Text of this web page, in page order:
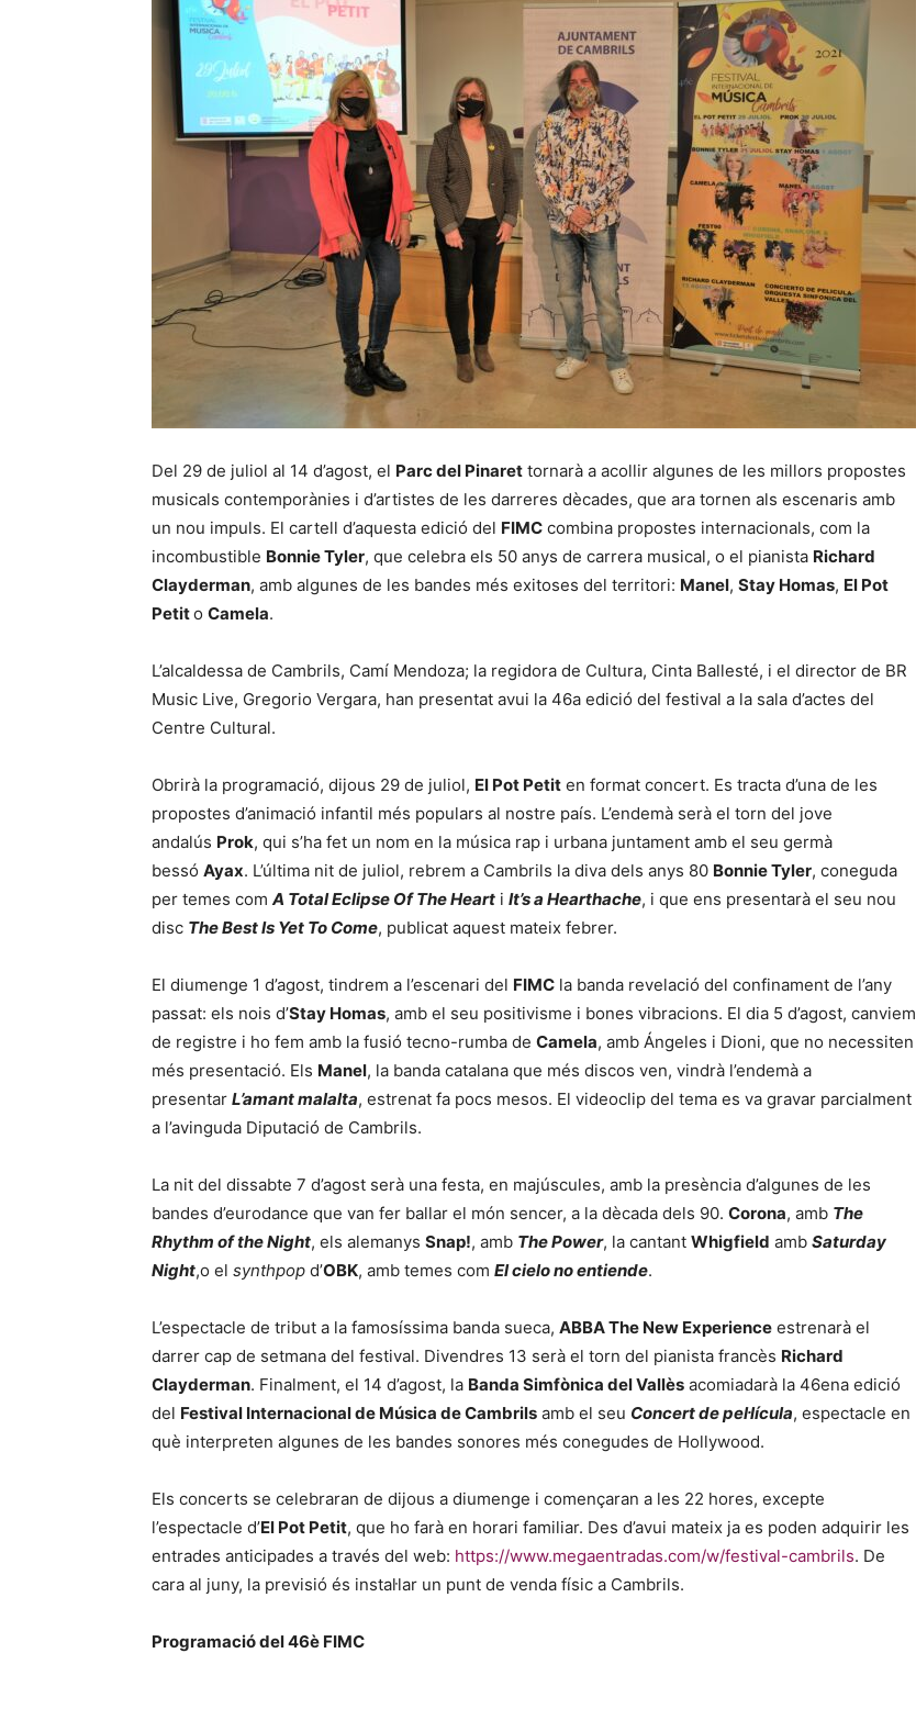
Del 29 de juliol al 14 d’agost, el Parc del Pinaret tornarà a acollir algunes de les millors propostes
musicals contemporànies i d’artistes de les darreres dècades, que ara tornen als escenaris amb
un nou impuls. El cartell d’aquesta edició del FIMC combina propostes internacionals, com la
incombustible Bonnie Tyler, que celebra els 50 anys de carrera musical, o el pianista Richard
Clayderman, amb algunes de les bandes més exitoses del territori: Manel, Stay Homas, El Pot
Petito Camela.
L’alcaldessa de Cambrils, Camí Mendoza; la regidora de Cultura, Cinta Ballesté, i el director de BR
Music Live, Gregorio Vergara, han presentat avui la 46a edició del festival a la sala d’actes del
Centre Cultural.
Obrirà la programació, dijous 29 de juliol, El Pot Petit en format concert. Es tracta d’una de les
propostes d’animació infantil més populars al nostre país. L’endemà serà el torn del jove
andalús Prok, qui s’ha fet un nom en la música rap i urbana juntament amb el seu germà
bessó Ayax. L’última nit de juliol, rebrem a Cambrils la diva dels anys 80 Bonnie Tyler, coneguda
per temes com A Total Eclipse Of The Heart i It’s a Hearthache, i que ens presentarà el seu nou
disc The Best Is Yet To Come, publicat aquest mateix febrer.
El diumenge 1 d’agost, tindrem a l’escenari del FIMC la banda revelació del confinament de l’any
passat: els nois d’Stay Homas, amb el seu positivisme i bones vibracions. El dia 5 d’agost, canviem
de registre i ho fem amb la fusió tecno-rumba de Camela, amb Ángeles i Dioni, que no necessiten
més presentació. Els Manel, la banda catalana que més discos ven, vindrà l’endemà a
presentar L’amant malalta, estrenat fa pocs mesos. El videoclip del tema es va gravar parcialment
a l’avinguda Diputació de Cambrils.
La nit del dissabte 7 d’agost serà una festa, en majúscules, amb la presència d’algunes de les
bandes d’eurodance que van fer ballar el món sencer, a la dècada dels 90. Corona, amb The
Rhythm of the Night, els alemanys Snap!, amb The Power, la cantant Whigfield amb Saturday
Night,o el synthpop d’OBK, amb temes com El cielo no entiende.
L’espectacle de tribut a la famosíssima banda sueca, ABBA The New Experience estrenarà el
darrer cap de setmana del festival. Divendres 13 serà el torn del pianista francès Richard
Clayderman. Finalment, el 14 d’agost, la Banda Simfònica del Vallès acomiadarà la 46ena edició
del Festival Internacional de Música de Cambrils amb el seu Concert de pel·lícula, espectacle en
què interpreten algunes de les bandes sonores més conegudes de Hollywood.
Els concerts se celebraran de dijous a diumenge i començaran a les 22 hores, excepte
l’espectacle d’El Pot Petit, que ho farà en horari familiar. Des d’avui mateix ja es poden adquirir les
entrades anticipades a través del web: https://www.megaentradas.com/w/festival-cambrils. De
cara al juny, la previsió és instal·lar un punt de venda físic a Cambrils.
Programació del 46è FIMC